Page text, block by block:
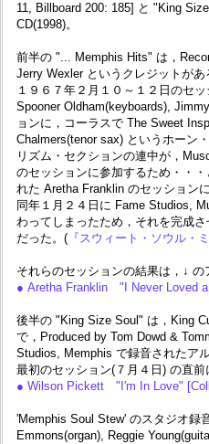
11, Billboard 200: 185] と "King
CD(1998)。
前半の "... Memphis Hits" は，
Jerry Wexler というクレジットがあ
１９６７年２月１０～１２日のセ
Spooner Oldham(keyboards),
ョンに，コーラスで The Sweet
Chalmers(tenor sax) というホーン
リズム・セクションの連中が，
のセッションに参加するため・・
れた Aretha Franklin のセッション
同年１月２４日に Fame Studios,
わってしまったため，それを完成
だった。( 『スウィート・ソウル・
それらのセッションの結果は，↓
● Aretha Franklin "I Never Loved
後半の "King Size Soul" は，King
で，Produced by Tom Dowd &
Studios, Memphis で録音されたア
最初のセッション(７月４日) の直
● Wilson Pickett "I'm In Love"
'Memphis Soul Stew' のスタジオ録
Emmons(organ), Reggie